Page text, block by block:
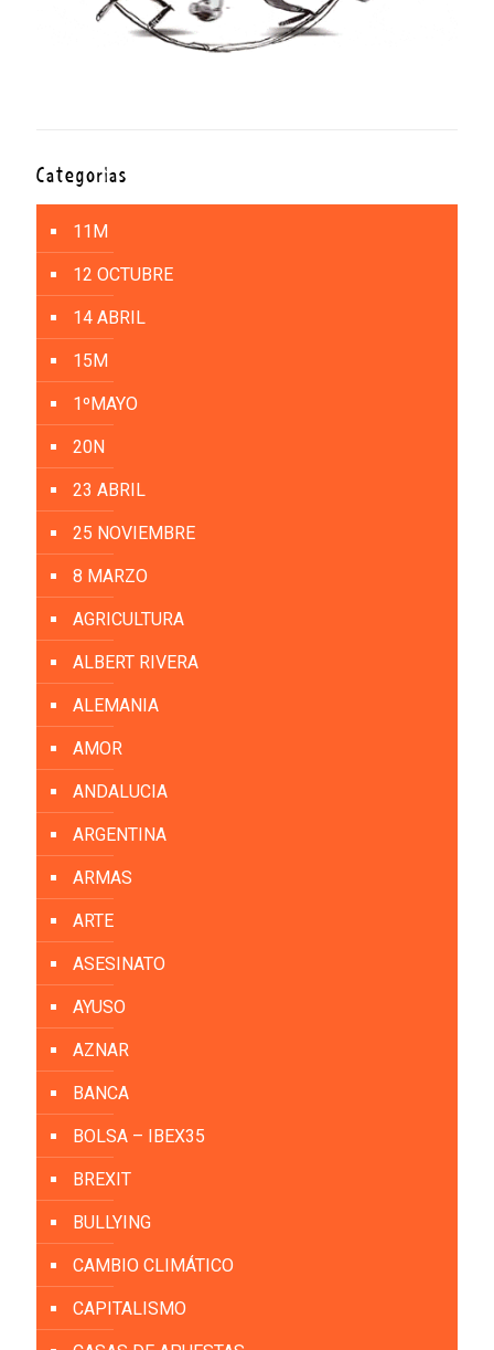
Categorías
11M
12 OCTUBRE
14 ABRIL
15M
1ºMAYO
20N
23 ABRIL
25 NOVIEMBRE
8 MARZO
AGRICULTURA
ALBERT RIVERA
ALEMANIA
AMOR
ANDALUCIA
ARGENTINA
ARMAS
ARTE
ASESINATO
AYUSO
AZNAR
BANCA
BOLSA – IBEX35
BREXIT
BULLYING
CAMBIO CLIMÁTICO
CAPITALISMO